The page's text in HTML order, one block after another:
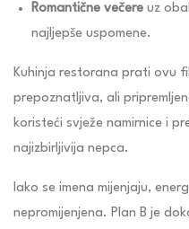
Romantične večere uz
najljepše uspomene.
Kuhinja restorana prati ovu
prepoznatljiva, ali
koristeći svježe namirnice i
najizbirljivija nepca.
Iako se imena mijenjaju,
nepromijenjena. Plan B je